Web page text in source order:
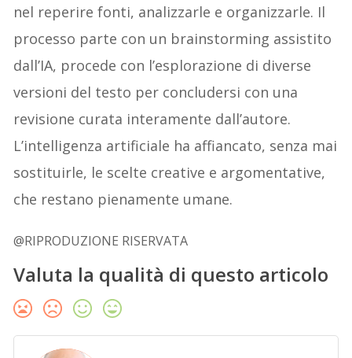
nel reperire fonti, analizzarle e organizzarle. Il
processo parte con un brainstorming assistito
dall’IA, procede con l’esplorazione di diverse
versioni del testo per concludersi con una
revisione curata interamente dall’autore.
L’intelligenza artificiale ha affiancato, senza mai
sostituirle, le scelte creative e argomentative,
che restano pienamente umane.
@RIPRODUZIONE RISERVATA
Valuta la qualità di questo articolo